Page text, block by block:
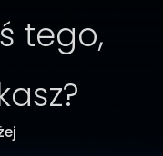
tego,